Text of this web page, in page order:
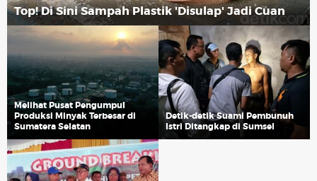
Top! Di Sini Sampah Plastik 'Disulap' Jadi Cuan
Melihat Pusat Pengumpul
Produksi Minyak Terbesar di
Sumatera Selatan
Detik-detik Suami Pembunuh
Istri Ditangkap di Sumsel